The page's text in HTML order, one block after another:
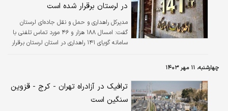
در لرستان برقرار شده است
مدیرکل راهداری و حمل و نقل جاده‌ای لرستان
گفت: امسال ۱۸۸ هزار و ۴۶ مورد تماس تلفنی با
سامانه گویای ۱۴۱ راهداری در استان لرستان برقرار
چهارشنبه، ۱۱ مهر ۱۴۰۳
ترافیک در آزادراه تهران - کرج - قزوین
سنگین است